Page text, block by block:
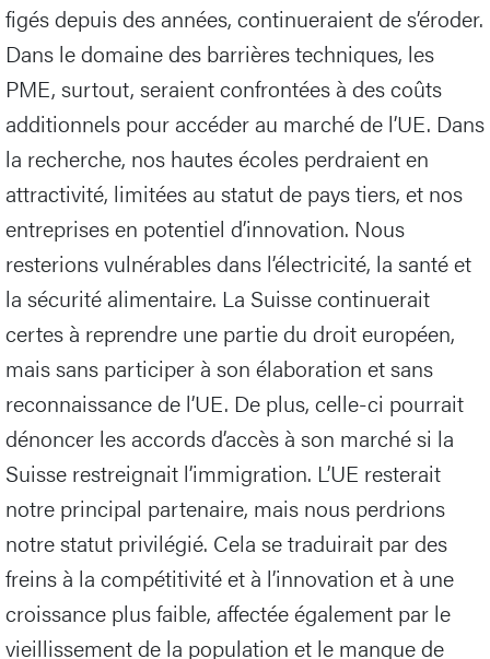
figés depuis des années, continueraient de s’éroder.
Dans le domaine des barrières techniques, les
PME, surtout, seraient confrontées à des coûts
additionnels pour accéder au marché de l’UE. Dans
la recherche, nos hautes écoles perdraient en
attractivité, limitées au statut de pays tiers, et nos
entreprises en potentiel d’innovation. Nous
resterions vulnérables dans l’électricité, la santé et
la sécurité alimentaire. La Suisse continuerait
certes à reprendre une partie du droit européen,
mais sans participer à son élaboration et sans
reconnaissance de l’UE. De plus, celle-ci pourrait
dénoncer les accords d’accès à son marché si la
Suisse restreignait l’immigration. L’UE resterait
notre principal partenaire, mais nous perdrions
notre statut privilégié. Cela se traduirait par des
freins à la compétitivité et à l’innovation et à une
croissance plus faible, affectée également par le
vieillissement de la population et le manque de